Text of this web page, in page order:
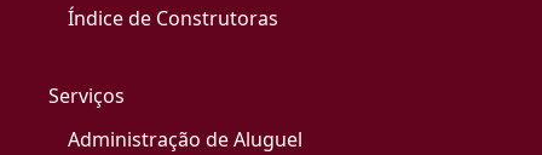
Índice de Construtoras
Serviços
Administração de Aluguel